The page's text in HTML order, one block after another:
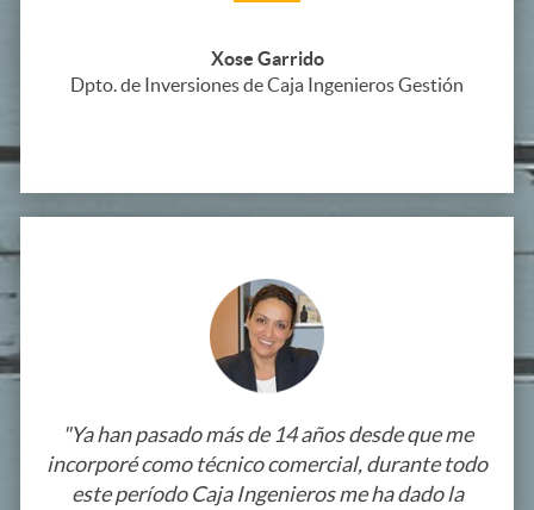
Xose Garrido
Dpto. de Inversiones de Caja Ingenieros Gestión
"Ya han pasado más de 14 años desde que me
incorporé como técnico comercial, durante todo
este período Caja Ingenieros me ha dado la